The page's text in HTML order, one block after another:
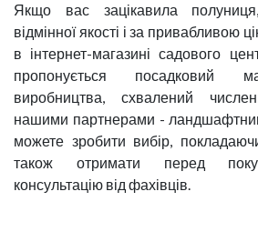
Якщо вас зацікавила
відмінної якості і за привабливою
в інтернет-магазині садового
пропонується посадковий
виробництва, схвалений
нашими партнерами -
можете зробити вибір,
також отримати перед
консультацію від фахівців.